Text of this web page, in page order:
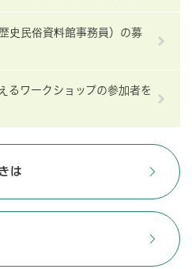
史民俗資料館事務員）の募
るワークショップの参加者を
は